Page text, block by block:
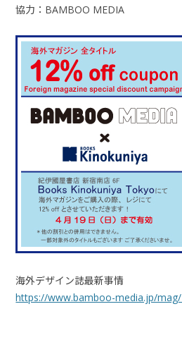
協力：BAMBOO MEDIA
海外デザイン誌最新事情
https://www.bamboo-media.jp/mag/